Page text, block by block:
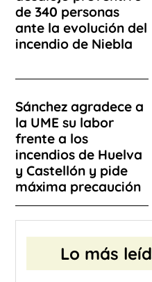
de 340 personas
ante la evolución del
incendio de Niebla
Sánchez agradece a
la UME su labor
frente a los
incendios de Huelva
y Castellón y pide
máxima precaución
Lo más